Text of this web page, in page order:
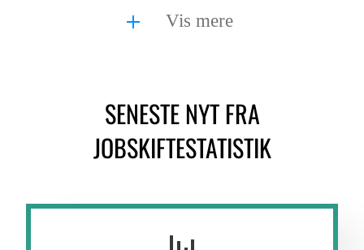
KONTAKT OG PRESSE
LOGIN FOR MEDLEMSORGANISATIONER
Vis mere
SENESTE NYT FRA
JOBSKIFTESTATISTIK